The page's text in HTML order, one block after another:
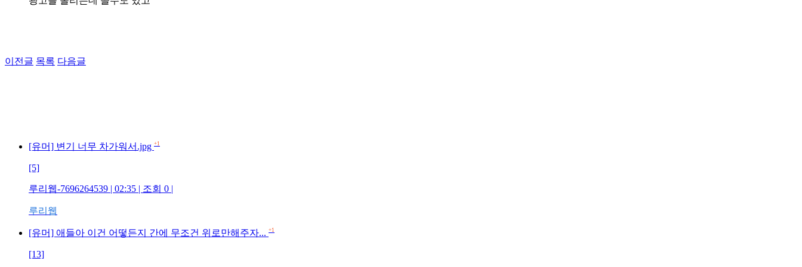
이전글 목록 다음글
[유머] 변기 너무 차가워서.jpg +1
[5]
루리웹-7696264539 | 02:35 | 조회 0 |
루리웹
[유머] 애들아 이건 어떻든지 간에 무조건 위로만해주자... +1
[13]